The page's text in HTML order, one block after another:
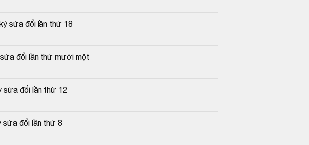
sửa đổi lần thứ 18
sửa đổi lần thứ mười một
sửa đổi lần thứ 12
sửa đổi lần thứ 8